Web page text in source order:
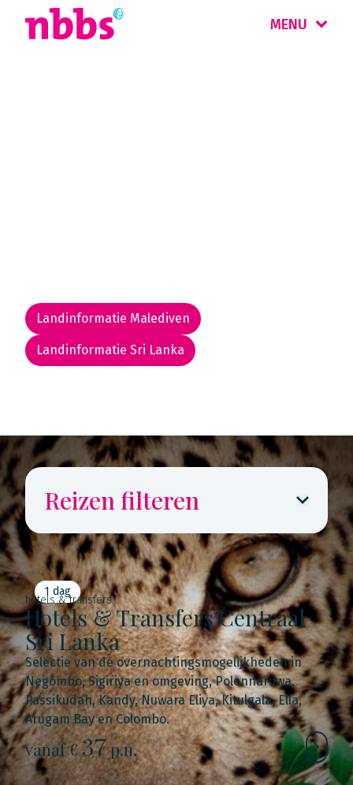
MENU
Landinformatie Malediven
Landinformatie Sri Lanka
Reizen filteren
1 dag
hotels & transfers
Hotels & Transfers Centraal
Sri Lanka
Selectie van de overnachtingsmogelijkheden in
Negombo, Sigiriya en omgeving, Polonnaruwa,
Passikudah, Kandy, Nuwara Eliya, Kitulgala, Ella,
Arugam Bay en Colombo.
vanaf €37p.n.